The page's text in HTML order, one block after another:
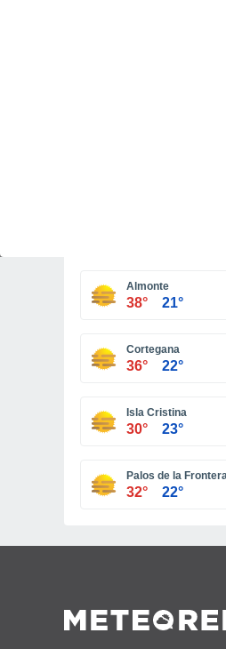
Almonte
38° 21°
Cortegana
36° 22°
Isla Cristina
30° 23°
Palos de la
32° 22°